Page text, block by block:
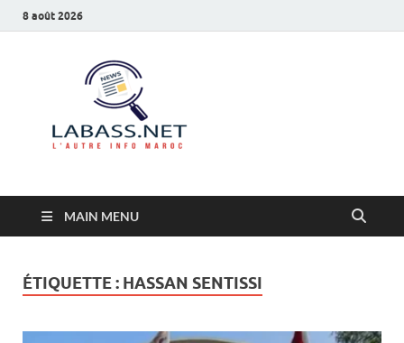
8 août 2026
MAIN MENU
ÉTIQUETTE : HASSAN SENTISSI